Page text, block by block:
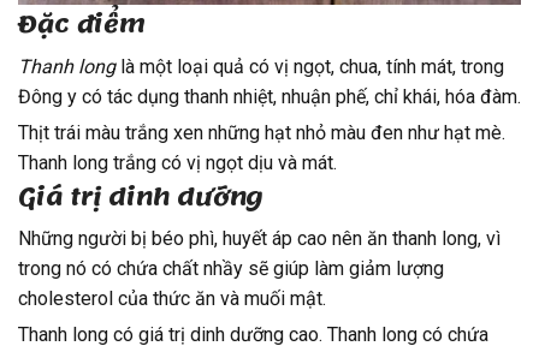
Đặc điểm
Thanh longlà một loại quả có vị ngọt, chua, tính mát, trong
Đông y có tác dụng thanh nhiệt, nhuận phế, chỉ khái, hóa đàm.
Thịt trái màu trắng xen những hạt nhỏ màu đen như hạt mè.
Thanh long trắng có vị ngọt dịu và mát.
Giá trị dinh dưỡng
Những người bị béo phì, huyết áp cao nên ăn thanh long, vì
trong nó có chứa chất nhầy sẽ giúp làm giảm lượng
cholesterol của thức ăn và muối mật.
Thanh long có giá trị dinh dưỡng cao. Thanh long có chứa